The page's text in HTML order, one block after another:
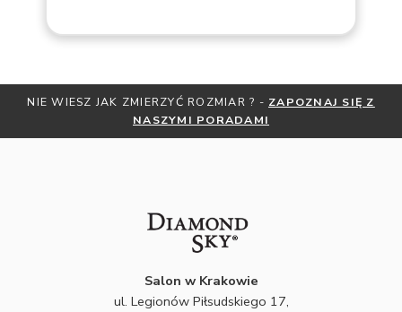
NIE WIESZ JAK ZMIERZYĆ ROZMIAR ? - ZAPOZNAJ SIĘ Z
NASZYMI PORADAMI
Salon w Krakowie
ul. Legionów Piłsudskiego 17,